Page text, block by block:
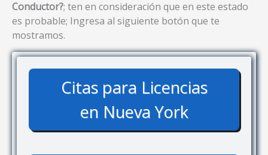
Conductor?; ten en consideración que en este estado
es probable; Ingresa al siguiente botón que te
mostramos.
Citas para Licencias
en Nueva York